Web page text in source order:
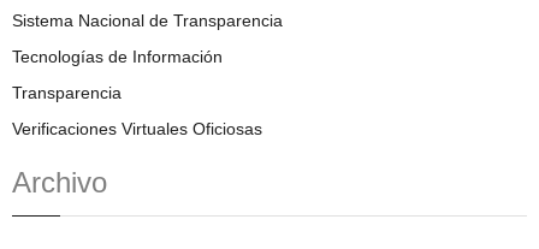
Sistema Nacional de Transparencia
Tecnologías de Información
Transparencia
Verificaciones Virtuales Oficiosas
Archivo